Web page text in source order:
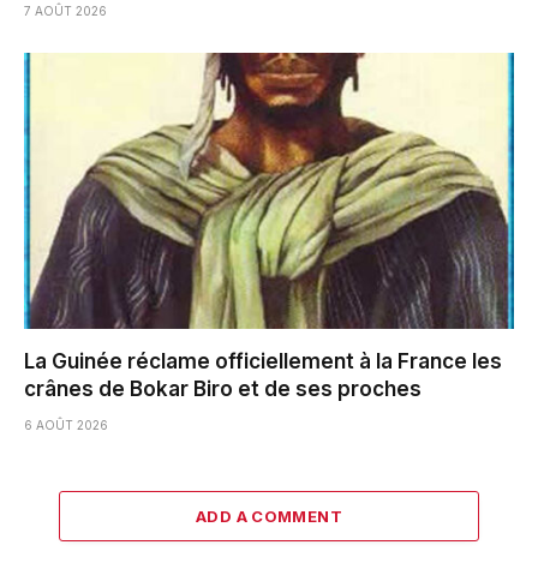
7 AOÛT 2026
La Guinée réclame officiellement à la France les
crânes de Bokar Biro et de ses proches
6 AOÛT 2026
ADD A COMMENT